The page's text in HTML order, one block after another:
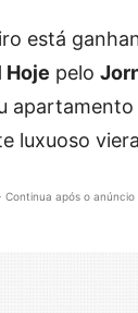
está
Hoje pelo
luxuoso
Continua após o anúncio